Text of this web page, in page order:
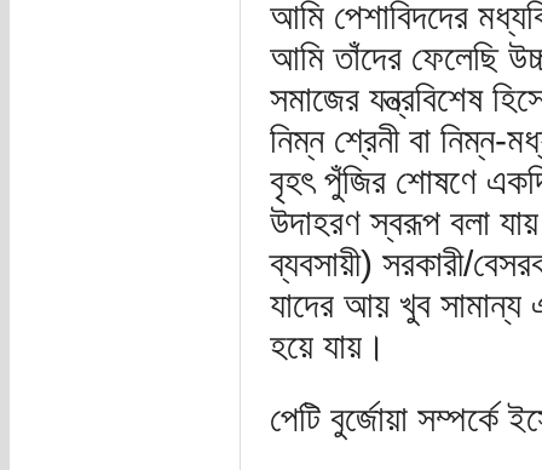
আমি পেশাবিদদের
আমি তাঁদের ফেলেছি
সমাজের যন্ত্রবিশেষ
নিম্ন শ্রেনী বা নিম্ন-
বৃহৎ পুঁজির শোষণে
উদাহরণ স্বরূপ বলা
ব্যবসায়ী) সরকারী/
যাদের আয় খুব সামান্য
হয়ে যায়।
পেটি বুর্জোয়া সম্পর্কে